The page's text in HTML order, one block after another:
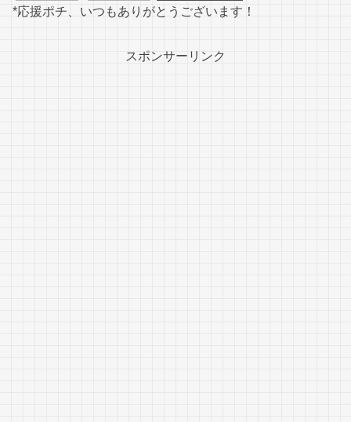
*応援ポチ、いつもありがとうございます！
スポンサーリンク